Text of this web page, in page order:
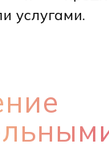
услугами.